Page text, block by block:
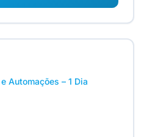
Automações – 1 Dia